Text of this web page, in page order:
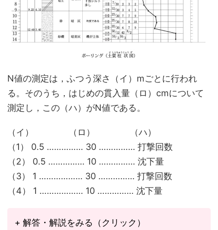
N値の測定は，ふつう深さ（イ）mごとに行われ
る。そのうち，はじめの貫入量（ロ）cmについて
測定し，この（ハ）がN値である。
（イ） （ロ） （ハ）
（1） 0.5 …………… 30 …………… 打撃回数
（2） 0.5 …………… 10 …………… 沈下量
（3） 1 ……………… 30 …………… 打撃回数
（4） 1 ……………… 10 …………… 沈下量
+ 解答・解説をみる（クリック）